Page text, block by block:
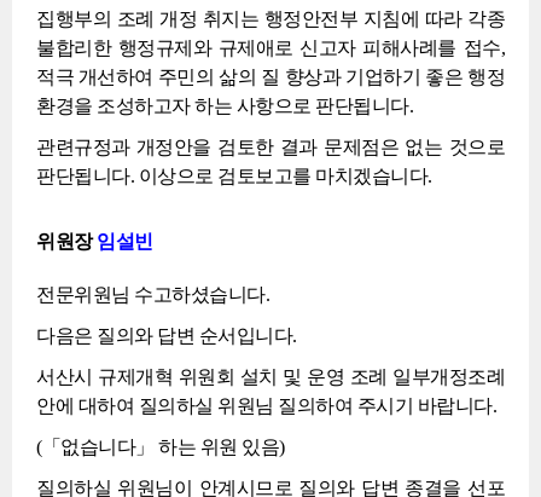
집행부의 조례 개정 취지는 행정안전부 지침에 따라 각종
불합리한 행정규제와 규제애로 신고자 피해사례를 접수,
적극 개선하여 주민의 삶의 질 향상과 기업하기 좋은 행정
환경을 조성하고자 하는 사항으로 판단됩니다.
관련규정과 개정안을 검토한 결과 문제점은 없는 것으로
판단됩니다. 이상으로 검토보고를 마치겠습니다.
위원장임설빈
전문위원님 수고하셨습니다.
다음은 질의와 답변 순서입니다.
서산시 규제개혁 위원회 설치 및 운영 조례 일부개정조례
안에 대하여 질의하실 위원님 질의하여 주시기 바랍니다.
(「없습니다」 하는 위원 있음)
질의하실 위원님이 안계시므로 질의와 답변 종결을 선포